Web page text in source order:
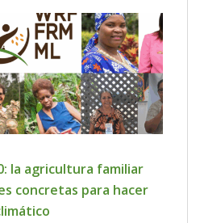
la agricultura familiar
concretas para hacer